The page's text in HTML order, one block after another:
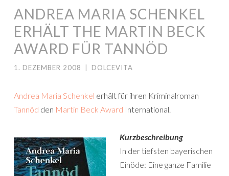
ANDREA MARIA SCHENKEL
ERHÄLT THE MARTIN BECK
AWARD FÜR TANNÖD
1. DEZEMBER 2008 DOLCEVITA
Andrea Maria Schenkel erhält für ihren Kriminalroman
Tannöd den Martin Beck Award International.
Kurzbeschreibung
In der tiefsten bayerischen
Einöde: Eine ganze Familie